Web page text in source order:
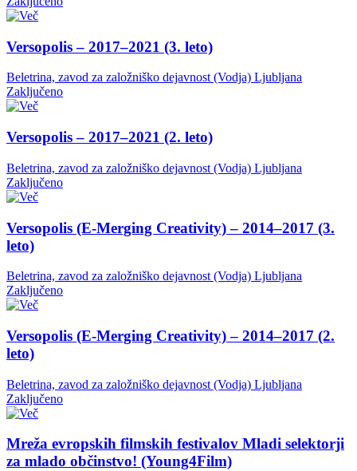
Versopolis – 2017–2021 (3. leto)
Beletrina, zavod za založniško dejavnost (Vodja) Ljubljana
Zaključeno
Versopolis – 2017–2021 (2. leto)
Beletrina, zavod za založniško dejavnost (Vodja) Ljubljana
Zaključeno
Versopolis (E-Merging Creativity) – 2014–2017 (3.
leto)
Beletrina, zavod za založniško dejavnost (Vodja) Ljubljana
Zaključeno
Versopolis (E-Merging Creativity) – 2014–2017 (2.
leto)
Beletrina, zavod za založniško dejavnost (Vodja) Ljubljana
Zaključeno
Mreža evropskih filmskih festivalov Mladi selektorji
za mlado občinstvo! (Young4Film)